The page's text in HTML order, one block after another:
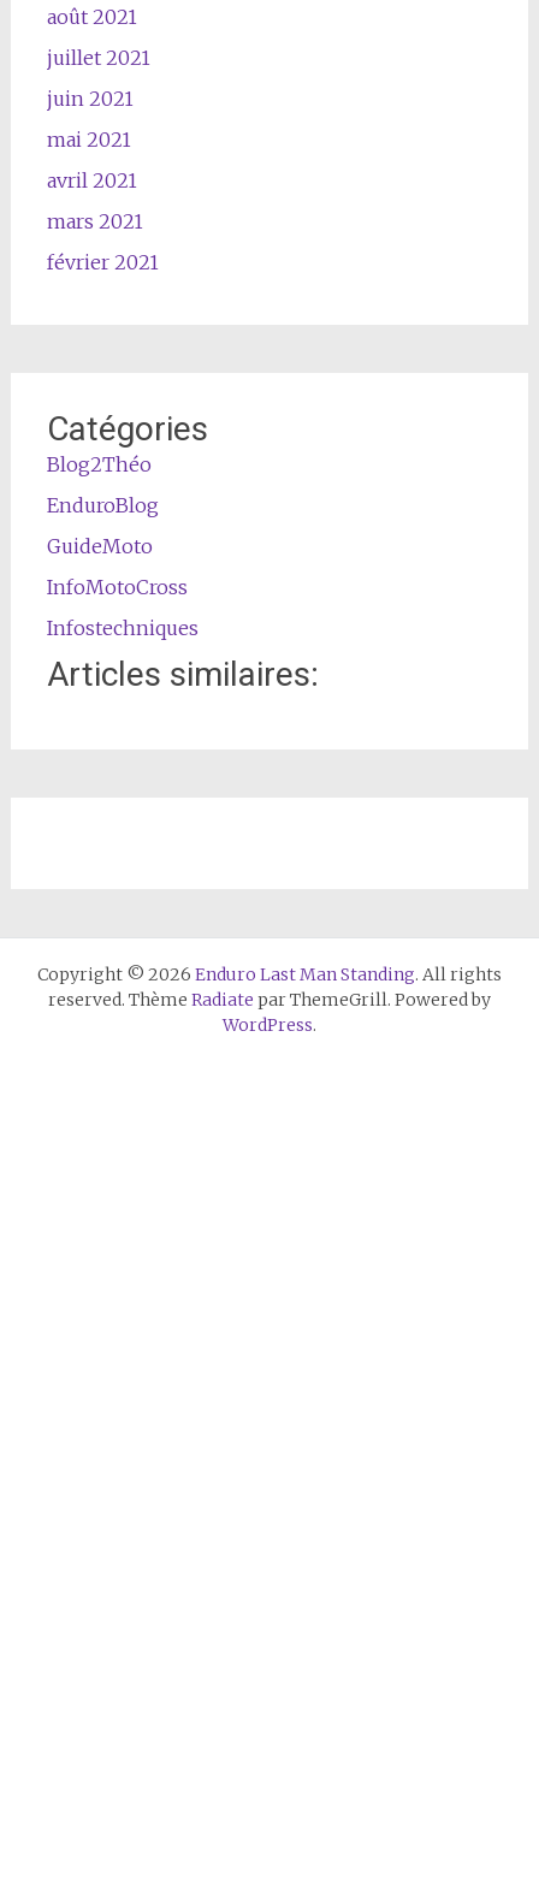
août 2021
juillet 2021
juin 2021
mai 2021
avril 2021
mars 2021
février 2021
Catégories
Blog2Théo
EnduroBlog
GuideMoto
InfoMotoCross
Infostechniques
Articles similaires:
Copyright © 2026 Enduro Last Man Standing. All rights
reserved. Thème Radiate par ThemeGrill. Powered by
WordPress.